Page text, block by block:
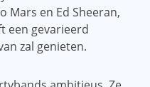
Mars en Ed Sheeran,
een gevarieerd
zal genieten.